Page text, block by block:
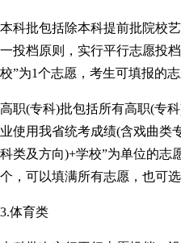
本科批包括除本科提前批院校
一投档原则，实行平行志愿投
校”为1个志愿，考生可填报的
高职(专科)批包括所有高职(专
业使用我省统考成绩(含戏曲类
科类及方向)+学校”为单位的志
个，可以填满所有志愿，也可
3.体育类